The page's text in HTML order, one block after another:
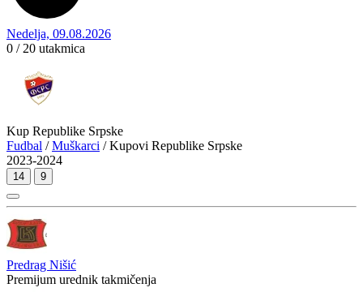
Nedelja, 09.08.2026
0 / 20 utakmica
Kup Republike Srpske
Fudbal /Muškarci / Kupovi Republike Srpske
2023-2024
14 9
Predrag Nišić
Premijum urednik takmičenja